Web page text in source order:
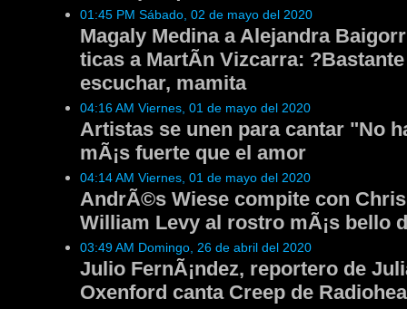
01:45 PM Sábado, 02 de mayo del 2020
Magaly Medina a Alejandra
ticas a MartÃ­n Vizcarra:
escuchar, mamita
04:16 AM Viernes, 01 de mayo del 2020
Artistas se unen para cantar "No
mÃ¡s fuerte que el amor
04:14 AM Viernes, 01 de mayo del 2020
AndrÃ©s Wiese compite con
William Levy al rostro mÃ¡s bello
03:49 AM Domingo, 26 de abril del 2020
Julio FernÃ¡ndez, reportero de
Oxenford canta Creep de